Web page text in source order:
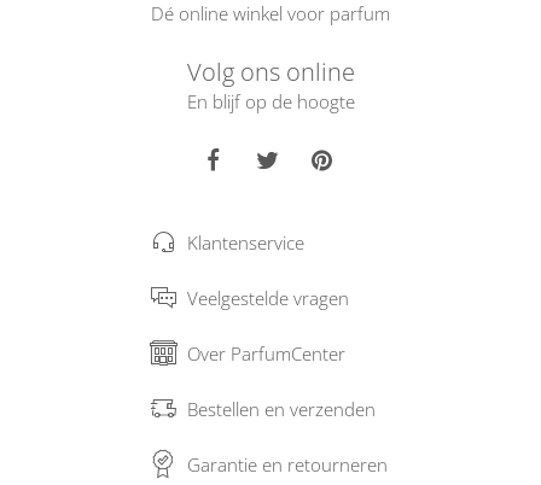
Dé online winkel voor parfum
Volg ons online
En blijf op de hoogte
Klantenservice
Veelgestelde vragen
Over ParfumCenter
Bestellen en verzenden
Garantie en retourneren